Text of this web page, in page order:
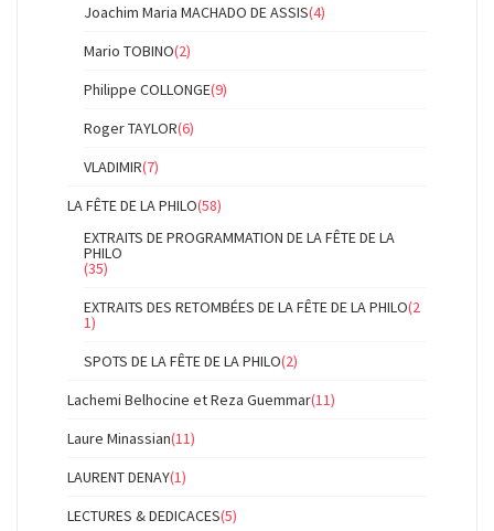
Joachim Maria MACHADO DE ASSIS(4)
Mario TOBINO(2)
Philippe COLLONGE(9)
Roger TAYLOR(6)
VLADIMIR(7)
LA FÊTE DE LA PHILO(58)
EXTRAITS DE PROGRAMMATION DE LA FÊTE DE LA
PHILO
(35)
EXTRAITS DES RETOMBÉES DE LA FÊTE DE LA PHILO(2
1)
SPOTS DE LA FÊTE DE LA PHILO(2)
Lachemi Belhocine et Reza Guemmar(11)
Laure Minassian(11)
LAURENT DENAY(1)
LECTURES & DEDICACES(5)